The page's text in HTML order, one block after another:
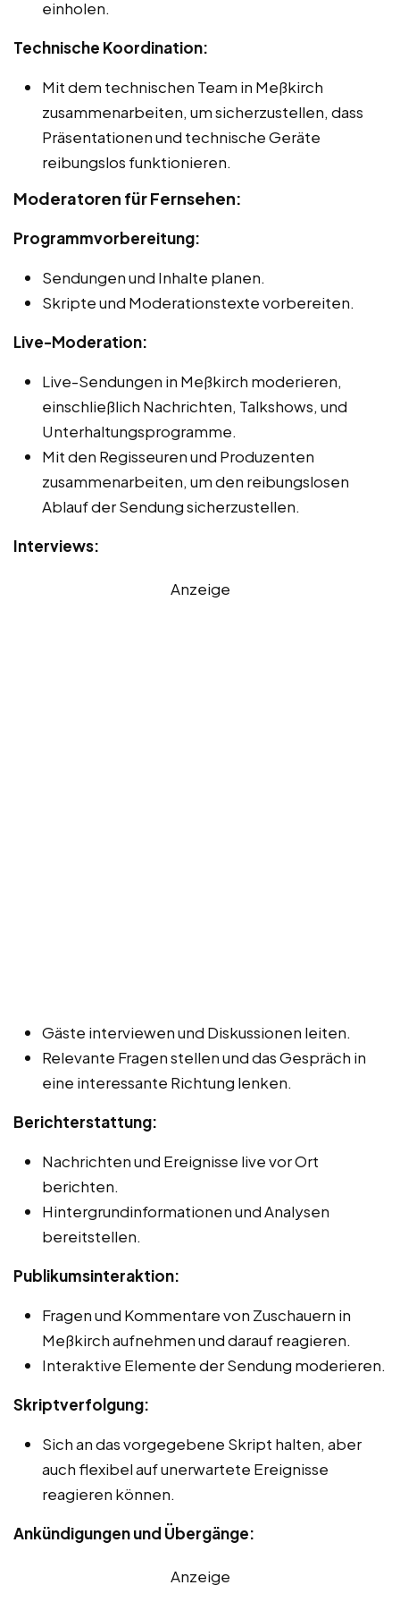
einholen.
Technische Koordination:
Mit dem technischen Team in Meßkirch
zusammenarbeiten, um sicherzustellen, dass
Präsentationen und technische Geräte
reibungslos funktionieren.
Moderatoren für Fernsehen:
Programmvorbereitung:
Sendungen und Inhalte planen.
Skripte und Moderationstexte vorbereiten.
Live-Moderation:
Live-Sendungen in Meßkirch moderieren,
einschließlich Nachrichten, Talkshows, und
Unterhaltungsprogramme.
Mit den Regisseuren und Produzenten
zusammenarbeiten, um den reibungslosen
Ablauf der Sendung sicherzustellen.
Interviews:
Anzeige
Gäste interviewen und Diskussionen leiten.
Relevante Fragen stellen und das Gespräch in
eine interessante Richtung lenken.
Berichterstattung:
Nachrichten und Ereignisse live vor Ort
berichten.
Hintergrundinformationen und Analysen
bereitstellen.
Publikumsinteraktion:
Fragen und Kommentare von Zuschauern in
Meßkirch aufnehmen und darauf reagieren.
Interaktive Elemente der Sendung moderieren.
Skriptverfolgung:
Sich an das vorgegebene Skript halten, aber
auch flexibel auf unerwartete Ereignisse
reagieren können.
Ankündigungen und Übergänge:
Anzeige